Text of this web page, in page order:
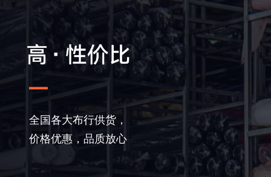
全国各大布行供货，
价格优惠，品质放心